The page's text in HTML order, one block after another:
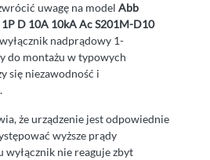
uwagę na model Abb
D 10A 10kA Ac S201M-D10
nadprądowy 1-
do montażu w typowych
się niezawodność i
że urządzenie jest odpowiednie
wyższe prądy
nie reaguje zbyt